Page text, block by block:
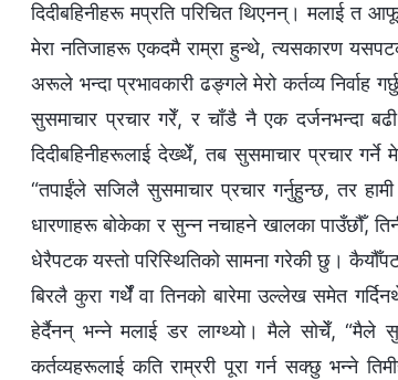
दिदीबहिनीहरू मप्रति परिचित थिएनन्। मलाई त
मेरा नतिजाहरू एकदमै राम्रा हुन्थे, त्यसकारण
अरूले भन्दा प्रभावकारी ढङ्गले मेरो कर्तव्य
सुसमाचार प्रचार गरेँ, र चाँडै नै एक दर्जनभन्दा
दिदीबहिनीहरूलाई देख्थेँ, तब सुसमाचार प्रचार
“तपाईंले सजिलै सुसमाचार प्रचार गर्नुहुन्छ, तर
धारणाहरू बोकेका र सुन्‍न नचाहने खालका पाउँछौँ,
धेरैपटक यस्तो परिस्थितिको सामना गरेकी छु।
बिरलै कुरा गर्थेँ वा तिनको बारेमा उल्‍लेख समेत
हेर्दैनन् भन्‍ने मलाई डर लाग्थ्यो। मैले सोचेँ, “मैले
कर्तव्यहरूलाई कति राम्ररी पूरा गर्न सक्छु भन्‍ने